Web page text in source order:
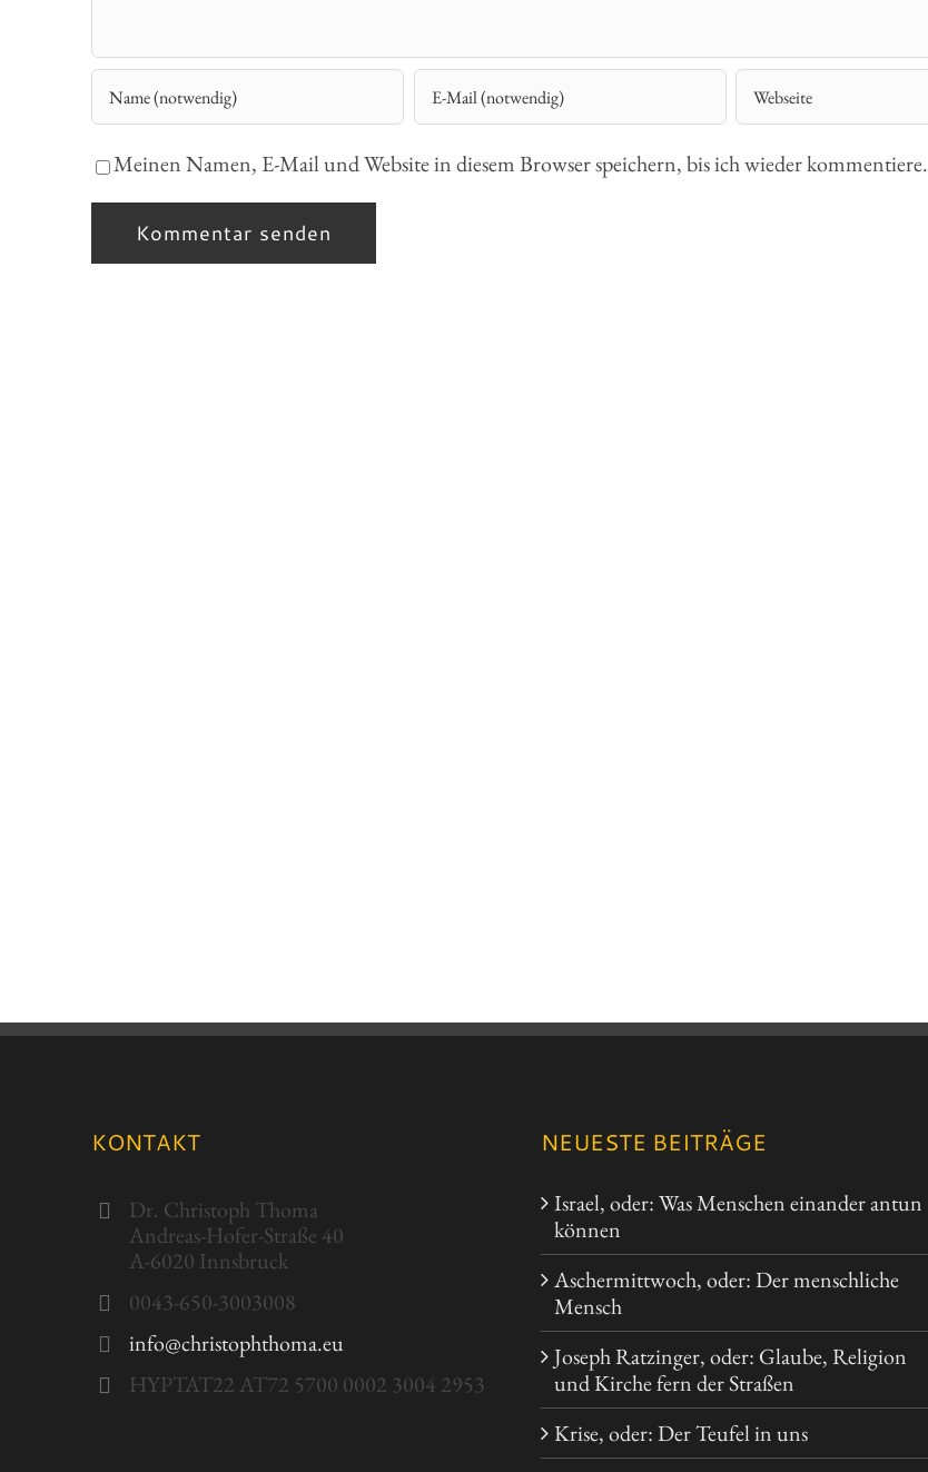
Meinen Namen, E-Mail und Website in diesem Browser speichern, bis ich wieder kommentiere.
KONTAKT
Dr. Christoph Thoma
Andreas-Hofer-Straße 40
A-6020 Innsbruck
0043-650-3003008
info@christophthoma.eu
HYPTAT22 AT72 5700 0002 3004 2953
NEUESTE BEITRÄGE
Israel, oder: Was Menschen einander antun
können
Aschermittwoch, oder: Der menschliche
Mensch
Joseph Ratzinger, oder: Glaube, Religion
und Kirche fern der Straßen
Krise, oder: Der Teufel in uns